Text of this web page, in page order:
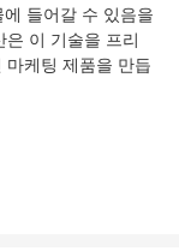
들어갈 수 있음을
이 기술을 프리
마케팅 제품을 만듭